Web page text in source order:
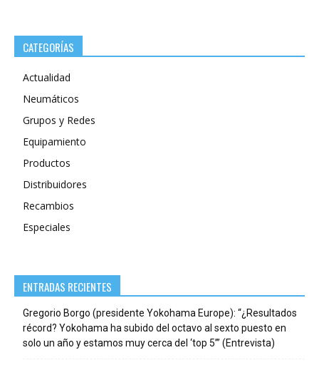
CATEGORÍAS
Actualidad
Neumáticos
Grupos y Redes
Equipamiento
Productos
Distribuidores
Recambios
Especiales
ENTRADAS RECIENTES
Gregorio Borgo (presidente Yokohama Europe): “¿Resultados
récord? Yokohama ha subido del octavo al sexto puesto en
solo un año y estamos muy cerca del ‘top 5’” (Entrevista)